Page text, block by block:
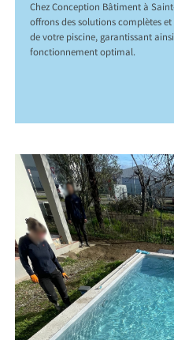
Chez Conception Bâtiment à
offrons des solutions complètes
de votre piscine, garantissant
fonctionnement optimal.